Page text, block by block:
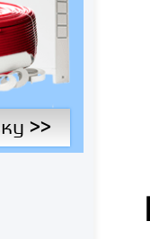
>>